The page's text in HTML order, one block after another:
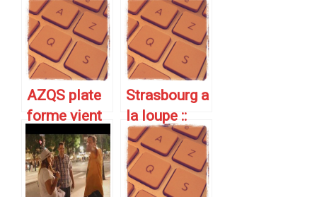
AZQS plate
forme vient
de naitre
Strasbourg a
la loupe ::
Service de
suivi de
l’actualité